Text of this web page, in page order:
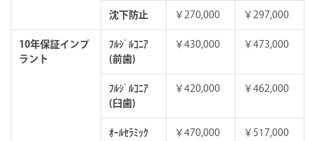
沈下防止 ￥270,000 ￥297,000
10年保証インプ
ラント
ﾌﾙｼﾞﾙｺﾆｱ
(前歯)
￥430,000 ￥473,000
ﾌﾙｼﾞﾙｺﾆｱ
(臼歯)
￥420,000 ￥462,000
ｵｰﾙｾﾗﾐｯｸ
￥470,000 ￥517,000